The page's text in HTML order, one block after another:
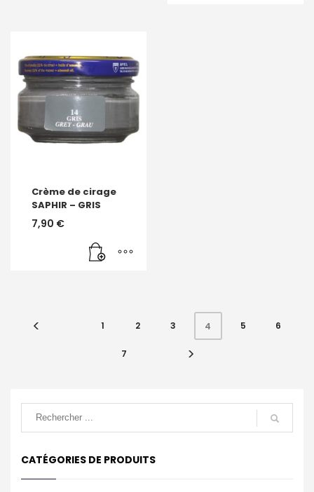
Crème de cirage
SAPHIR – GRIS
7,90 €
1 2 3 4 5 6
7
CATÉGORIES DE PRODUITS